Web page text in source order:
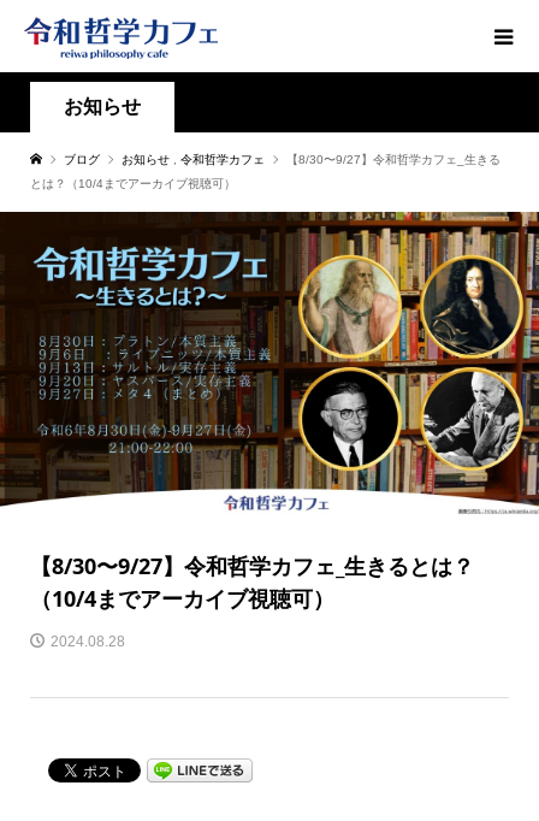
お知らせ
ブログ お知らせ 令和哲学カフェ
【8/30〜9/27】令和哲学カフェ_生きる
とは？（10/4までアーカイブ視聴可）
【8/30〜9/27】令和哲学カフェ_生きるとは？
（10/4までアーカイブ視聴可）
2024.08.28